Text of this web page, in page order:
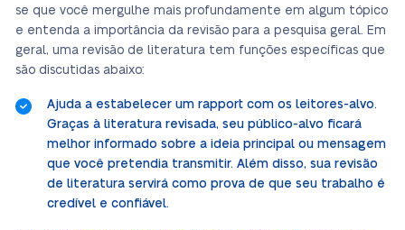
se que você mergulhe mais profundamente em algum tópico
e entenda a importância da revisão para a pesquisa geral. Em
geral, uma revisão de literatura tem funções específicas que
são discutidas abaixo:
Ajuda a estabelecer um rapport com os leitores-alvo.
Graças à literatura revisada, seu público-alvo ficará
melhor informado sobre a ideia principal ou mensagem
que você pretendia transmitir. Além disso, sua revisão
de literatura servirá como prova de que seu trabalho é
credível e confiável.